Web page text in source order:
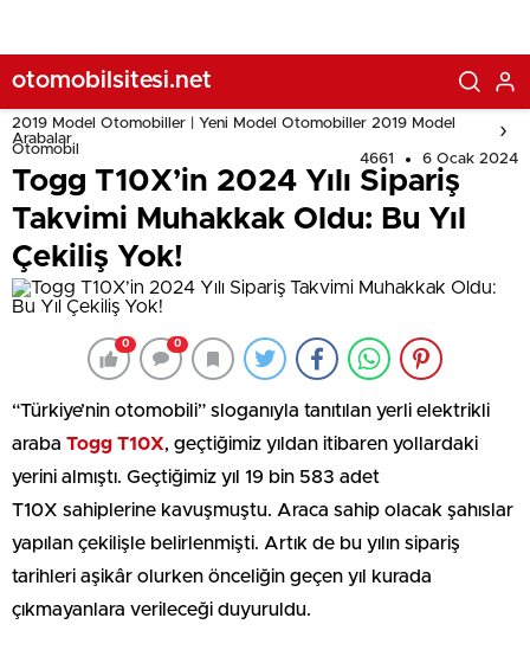
otomobilsitesi.net
2019 Model Otomobiller | Yeni Model Otomobiller 2019 Model
Arabalar
Otomobil
4661 6 Ocak 2024
Togg T10X’in 2024 Yılı Sipariş
Takvimi Muhakkak Oldu: Bu Yıl
Çekiliş Yok!
0 0
“Türkiye’nin otomobili” sloganıyla tanıtılan yerli elektrikli
araba Togg T10X, geçtiğimiz yıldan itibaren yollardaki
yerini almıştı. Geçtiğimiz yıl 19 bin 583 adet
T10X sahiplerine kavuşmuştu. Araca sahip olacak şahıslar
yapılan çekilişle belirlenmişti. Artık de bu yılın sipariş
tarihleri aşikâr olurken önceliğin geçen yıl kurada
çıkmayanlara verileceği duyuruldu.